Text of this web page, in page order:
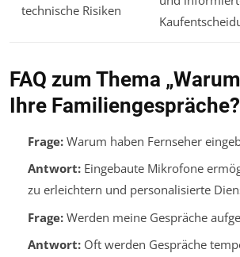
technische Risiken
FAQ zum Thema
Ihre
Frage:Warum haben Fernseher
Antwort:Eingebaute Mikrofone
zu erleichtern und personalisierte
Frage:Werden meine Gespräche
Antwort:Oft werden Gespräche